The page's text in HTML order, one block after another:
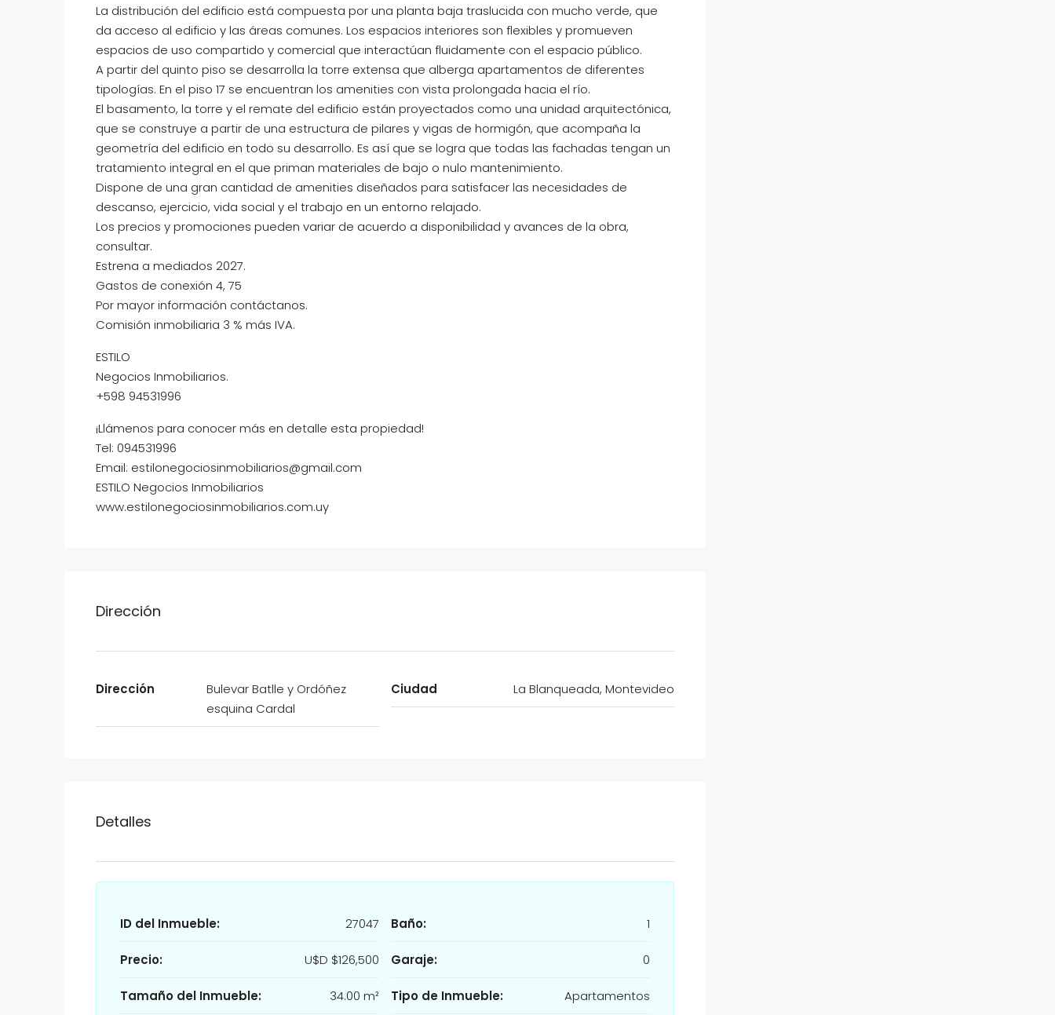
La distribución del edificio está compuesta por una planta baja traslucida con mucho verde, que
da acceso al edificio y las áreas comunes. Los espacios interiores son flexibles y promueven
espacios de uso compartido y comercial que interactúan fluidamente con el espacio público.
A partir del quinto piso se desarrolla la torre extensa que alberga apartamentos de diferentes
tipologías. En el piso 17 se encuentran los amenities con vista prolongada hacia el río.
El basamento, la torre y el remate del edificio están proyectados como una unidad arquitectónica,
que se construye a partir de una estructura de pilares y vigas de hormigón, que acompaña la
geometría del edificio en todo su desarrollo. Es así que se logra que todas las fachadas tengan un
tratamiento integral en el que priman materiales de bajo o nulo mantenimiento.
Dispone de una gran cantidad de amenities diseñados para satisfacer las necesidades de
descanso, ejercicio, vida social y el trabajo en un entorno relajado.
Los precios y promociones pueden variar de acuerdo a disponibilidad y avances de la obra,
consultar.
Estrena a mediados 2027.
Gastos de conexión 4, 75
Por mayor información contáctanos.
Comisión inmobiliaria 3 % más IVA.
ESTILO
Negocios Inmobiliarios.
+598 94531996
¡Llámenos para conocer más en detalle esta propiedad!
Tel: 094531996
Email: estilonegociosinmobiliarios@gmail.com
ESTILO Negocios Inmobiliarios
www.estilonegociosinmobiliarios.com.uy
Dirección
Dirección
Bulevar Batlle y Ordóñez
esquina Cardal
Ciudad La Blanqueada, Montevideo
Detalles
ID del Inmueble: 27047
Precio: U$D $126,500
Tamaño del Inmueble: 34.00 m²
Baño: 1
Garaje: 0
Tipo de Inmueble: Apartamentos